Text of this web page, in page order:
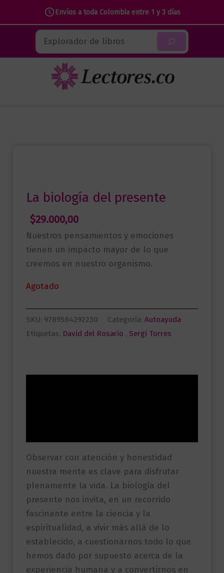
Envíos a toda Colombia entre 1 y 3 días
contenido
Buscar
La biología del presente
$29.000,00
Nuestros pensamientos y emociones
tienen un impacto mayor de lo que
creemos en nuestro organismo.
Agotado
SKU: 9789584292230 Categoría: Autoayuda
Etiquetas: David del Rosario , Sergi Torres
Observar con atención y honestidad
nuestra mente es clave para disfrutar
plenamente la vida. La biología del
presente nos invita, en un recorrido
fascinante entre la ciencia y la
espiritualidad, a vivir más allá de lo
establecido, a cuestionarnos todo lo que
hemos dado por supuesto acerca de la
experiencia humana y a convertirnos en